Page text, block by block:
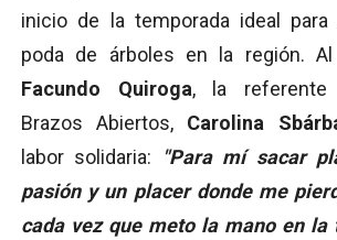
inicio de la temporada ideal
poda de árboles en la región.
Facundo Quiroga, la referente
Brazos Abiertos, Carolina
labor solidaria:
"Para mí sacar
pasión y un placer donde me
cada vez que meto la mano en la